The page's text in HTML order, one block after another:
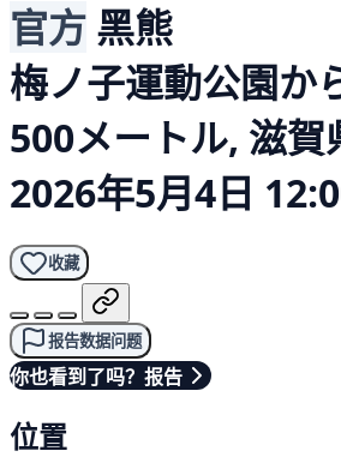
官方 黑熊
梅ノ子運動公園か
500メートル, 滋賀
2026年5月4日
收藏
报告数据问题
你也看到了吗？报告
位置